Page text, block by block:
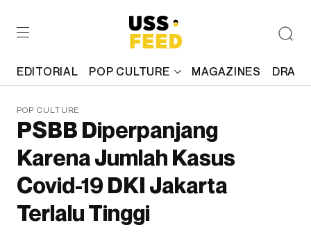
EDITORIAL POP CULTURE MAGAZINES
POP CULTURE
PSBB Diperpanjang
Karena Jumlah Kasus
Covid-19 DKI Jakarta
Terlalu Tinggi